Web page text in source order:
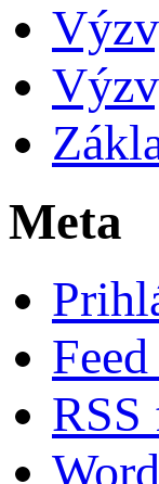
Meta
RSS